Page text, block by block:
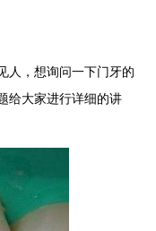
人，想询问一下门牙的
给大家进行详细的讲